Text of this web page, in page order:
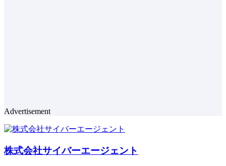
Advertisement
株式会社サイバーエージェント